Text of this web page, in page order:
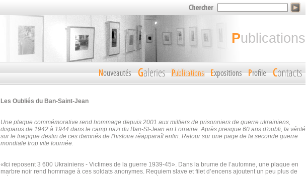
publications
Les Oubliés du Ban-Saint-Jean
Une plaque commémorative rend hommage depuis 2001 aux milliers de prisonniers de guerre ukrainiens,
disparus de 1942 à 1944 dans le camp nazi du Ban-St-Jean en Lorraine. Après presque 60 ans d'oubli, la vérité
sur le tragique destin de ces damnés de l'histoire réapparaît enfin. Retour sur une page de la seconde guerre
mondiale trop vite tournée.
« ci reposent 3 600 Ukrainiens - Victimes de la guerre 1939-45». Dans la brume de l’automne, une plaque en
marbre noir rend hommage à ces soldats anonymes. Requiem slave et filet d’encens ajoutent un peu plus de